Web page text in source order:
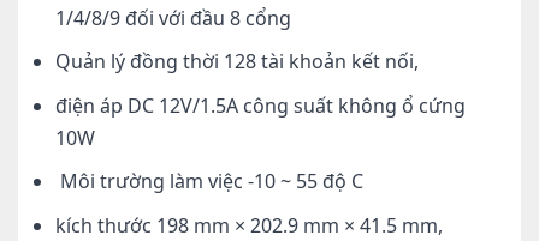
1/4/8/9 đối với đầu 8 cổng
Quản lý đồng thời 128 tài khoản kết nối,
điện áp DC 12V/1.5A công suất không ổ cứng
10W
Môi trường làm việc -10 ~ 55 độ C
kích thước 198 mm × 202.9 mm × 41.5 mm,